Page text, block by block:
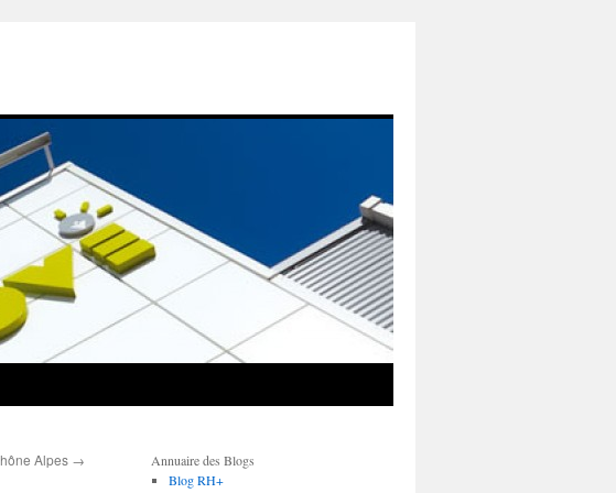
Alpes →
Annuaire des Blogs
Blog RH+